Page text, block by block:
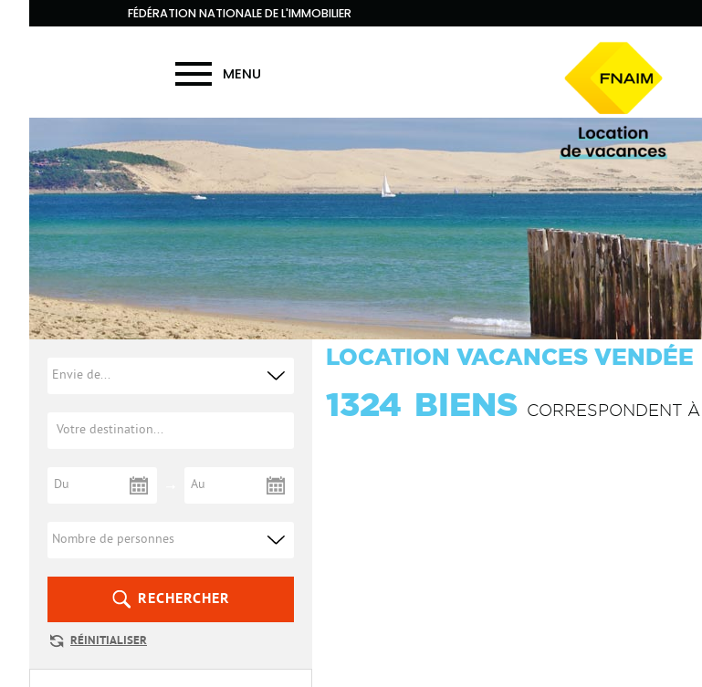
FÉDÉRATION NATIONALE DE L'IMMOBILIER
MENU
RECHERCHER
RÉINITIALISER
LOCATION VACANCES VENDÉE
1324 BIENS CORRESPONDENT